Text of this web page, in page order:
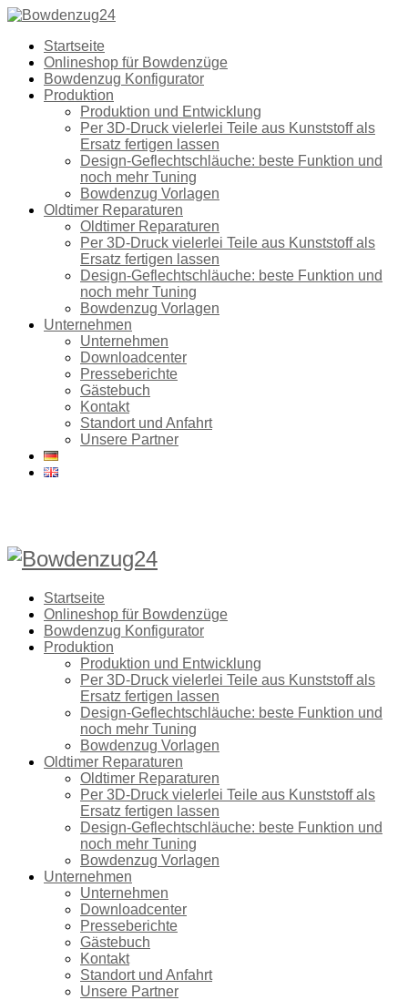
Startseite
Onlineshop für Bowdenzüge
Bowdenzug Konfigurator
Produktion
Produktion und Entwicklung
Per 3D-Druck vielerlei Teile aus Kunststoff als
Ersatz fertigen lassen
Design-Geflechtschläuche: beste Funktion und
noch mehr Tuning
Bowdenzug Vorlagen
Oldtimer Reparaturen
Oldtimer Reparaturen
Per 3D-Druck vielerlei Teile aus Kunststoff als
Ersatz fertigen lassen
Design-Geflechtschläuche: beste Funktion und
noch mehr Tuning
Bowdenzug Vorlagen
Unternehmen
Unternehmen
Downloadcenter
Presseberichte
Gästebuch
Kontakt
Standort und Anfahrt
Unsere Partner
Startseite
Onlineshop für Bowdenzüge
Bowdenzug Konfigurator
Produktion
Produktion und Entwicklung
Per 3D-Druck vielerlei Teile aus Kunststoff als
Ersatz fertigen lassen
Design-Geflechtschläuche: beste Funktion und
noch mehr Tuning
Bowdenzug Vorlagen
Oldtimer Reparaturen
Oldtimer Reparaturen
Per 3D-Druck vielerlei Teile aus Kunststoff als
Ersatz fertigen lassen
Design-Geflechtschläuche: beste Funktion und
noch mehr Tuning
Bowdenzug Vorlagen
Unternehmen
Unternehmen
Downloadcenter
Presseberichte
Gästebuch
Kontakt
Standort und Anfahrt
Unsere Partner